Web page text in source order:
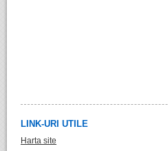
LINK-URI UTILE
Harta site